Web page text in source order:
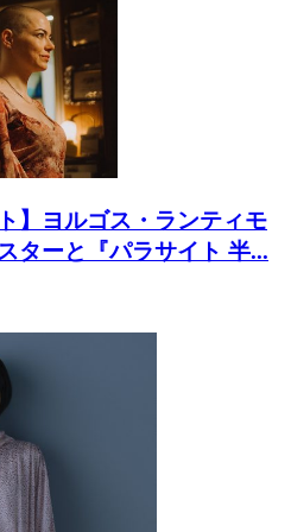
】ヨルゴス・ランティモ
ターと『パラサイト 半...